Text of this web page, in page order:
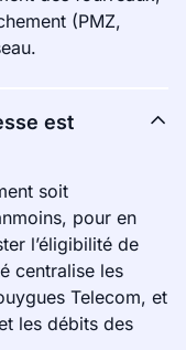
(PMZ,
est
soit
pour en
l’éligibilité de
centralise les
Telecom, et
les débits des